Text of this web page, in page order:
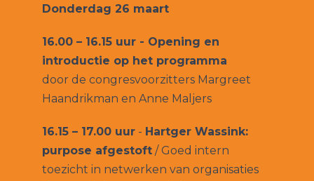
Donderdag 26 maart
16.00 – 16.15 uur - Opening en
introductie op het programma
door de congresvoorzitters Margreet
Haandrikman en Anne Maljers
16.15 – 17.00 uur - Hartger Wassink:
purpose afgestoft / Goed intern
toezicht in netwerken van organisaties